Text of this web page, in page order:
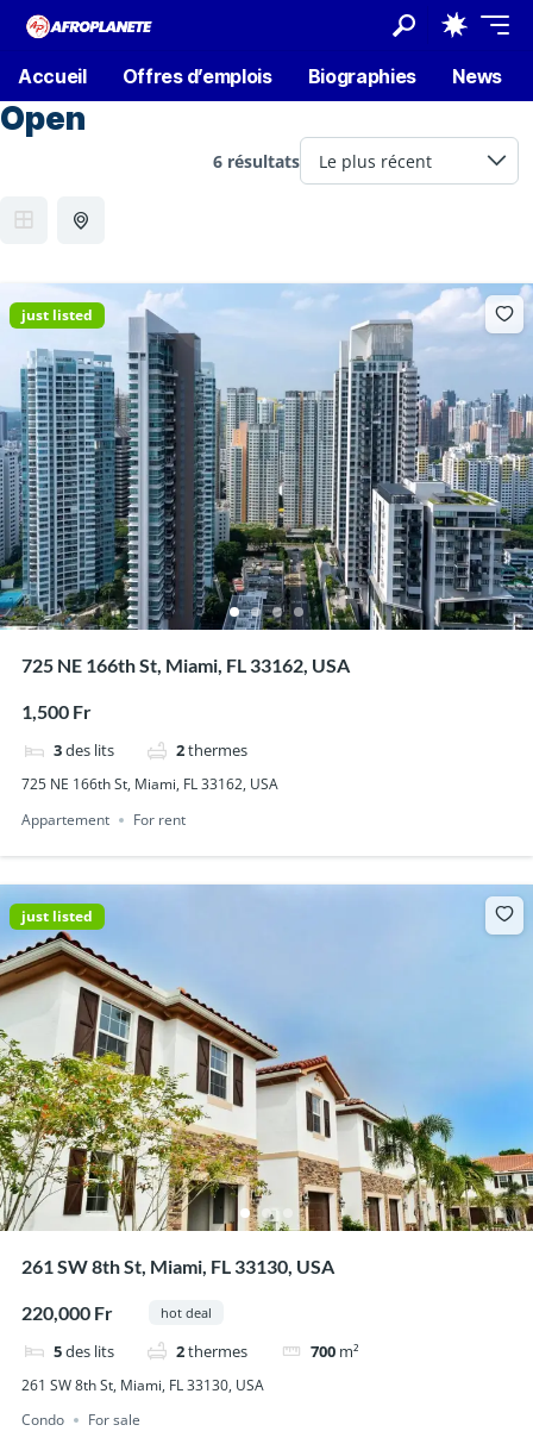
Accueil Offres d’emplois Biographies News
Open
6 résultats
just listed
725 NE 166th St, Miami, FL 33162, USA
1,500 Fr
3des lits 2thermes
725 NE 166th St, Miami, FL 33162, USA
Appartement
For rent
just listed
261 SW 8th St, Miami, FL 33130, USA
220,000 Fr hot deal
5des lits 2thermes 700 m²
261 SW 8th St, Miami, FL 33130, USA
Condo
For sale